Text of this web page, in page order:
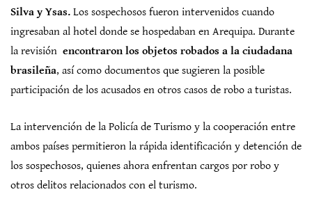
Silva y Ysas. Los sospechosos fueron intervenidos cuando
ingresaban al hotel donde se hospedaban en Arequipa. Durante
la revisión encontraron los objetos robados a la ciudadana
brasileña, así como documentos que sugieren la posible
participación de los acusados en otros casos de robo a turistas.
La intervención de la Policía de Turismo y la cooperación entre
ambos países permitieron la rápida identificación y detención de
los sospechosos, quienes ahora enfrentan cargos por robo y
otros delitos relacionados con el turismo.